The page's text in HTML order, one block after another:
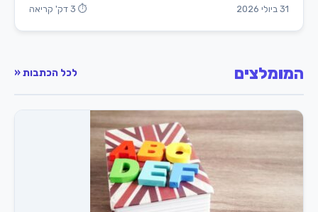
31 ביולי 2026 ⏱ 3 דק' קריאה
המומלצים לכל הכתבות «